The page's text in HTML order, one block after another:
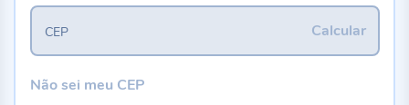
Calcular
CEP
Não sei meu CEP